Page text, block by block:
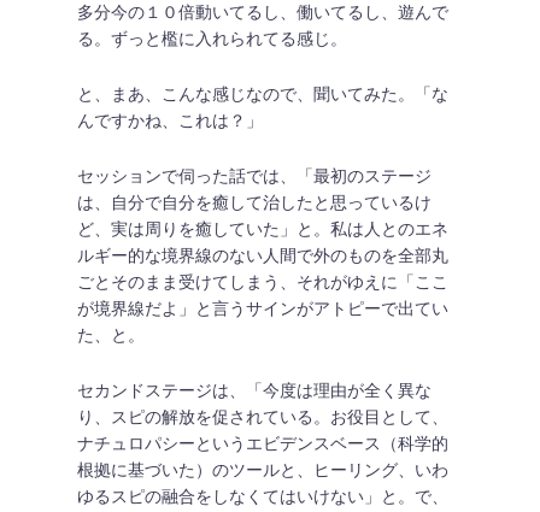
多分今の１０倍動いてるし、働いてるし、遊んで
る。ずっと檻に入れられてる感じ。
と、まあ、こんな感じなので、聞いてみた。「な
んですかね、これは？」
セッションで伺った話では、「最初のステージ
は、自分で自分を癒して治したと思っているけ
ど、実は周りを癒していた」と。私は人とのエネ
ルギー的な境界線のない人間で外のものを全部丸
ごとそのまま受けてしまう、それがゆえに「ここ
が境界線だよ」と言うサインがアトピーで出てい
た、と。
セカンドステージは、「今度は理由が全く異な
り、スピの解放を促されている。お役目として、
ナチュロパシーというエビデンスベース（科学的
根拠に基づいた）のツールと、ヒーリング、いわ
ゆるスピの融合をしなくてはいけない」と。で、